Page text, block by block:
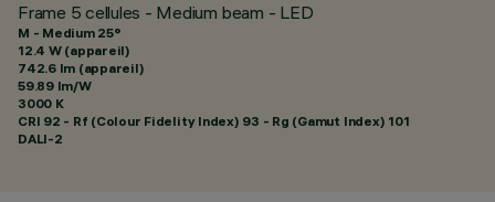
Frame 5 cellules - Medium beam - LED
M - Medium 25°
12.4 W (appareil)
742.6 lm (appareil)
59.89 lm/W
3000 K
CRI 92 - Rf (Colour Fidelity Index) 93 - Rg (Gamut Index) 101
DALI-2